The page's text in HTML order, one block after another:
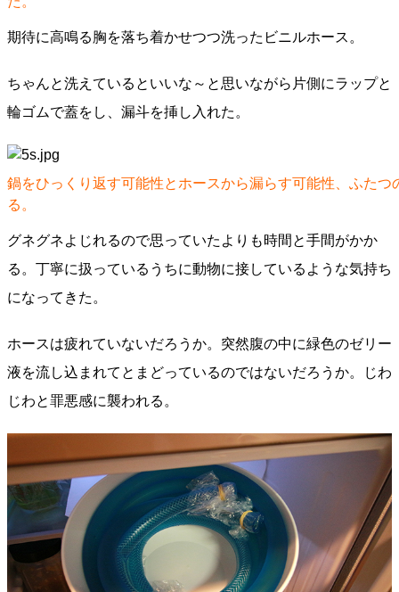
期待に高鳴る胸を落ち着かせつつ洗ったビニルホース。
ちゃんと洗えているといいな～と思いながら片側にラップと
輪ゴムで蓋をし、漏斗を挿し入れた。
鍋をひっくり返す可能性とホースから漏らす可能性、ふたつ
る。
グネグネよじれるので思っていたよりも時間と手間がかか
る。丁寧に扱っているうちに動物に接しているような気持ち
になってきた。
ホースは疲れていないだろうか。突然腹の中に緑色のゼリー
液を流し込まれてとまどっているのではないだろうか。じわ
じわと罪悪感に襲われる。